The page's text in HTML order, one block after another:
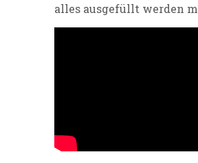
alles ausgefüllt werden